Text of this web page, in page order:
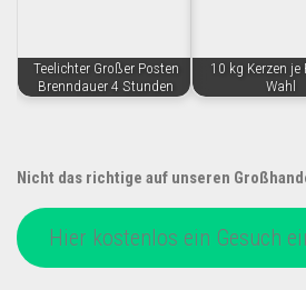
Teelichter Großer Posten
Brenndauer 4 Stunden
10 kg Kerzen je
Wahl
Nicht das richtige auf unseren
Hier kostenlos ein Gesuch